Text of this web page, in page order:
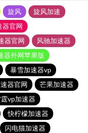
旋风
旋风加速
器官网
器官网
风驰加速器
器外网苹果版
暴雪加速器vp
器官网
芒果加速器
vp加速器
快柠檬加速器
闪电猫加速器